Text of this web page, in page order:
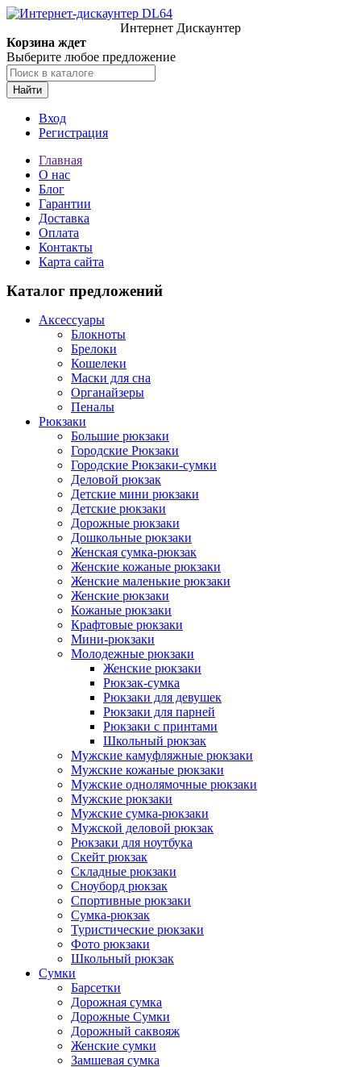
Интернет Дискаунтер
Корзина ждет
Выберите любое предложение
Найти
Вход
Регистрация
Главная
О нас
Блог
Гарантии
Доставка
Оплата
Контакты
Карта сайта
Каталог предложений
Аксессуары
Блокноты
Брелоки
Кошелеки
Маски для сна
Органайзеры
Пеналы
Рюкзаки
Большие рюкзаки
Городские Рюкзаки
Городские Рюкзаки-сумки
Деловой рюкзак
Детские мини рюкзаки
Детские рюкзаки
Дорожные рюкзаки
Дошкольные рюкзаки
Женская сумка-рюкзак
Женские кожаные рюкзаки
Женские маленькие рюкзаки
Женские рюкзаки
Кожаные рюкзаки
Крафтовые рюкзаки
Мини-рюкзаки
Молодежные рюкзаки
Женские рюкзаки
Рюкзак-сумка
Рюкзаки для девушек
Рюкзаки для парней
Рюкзаки с принтами
Школьный рюкзак
Мужские камуфляжные рюкзаки
Мужские кожаные рюкзаки
Мужские однолямочные рюкзаки
Мужские рюкзаки
Мужские сумка-рюкзаки
Мужской деловой рюкзак
Рюкзаки для ноутбука
Скейт рюкзак
Складные рюкзаки
Сноуборд рюкзак
Спортивные рюкзаки
Сумка-рюкзак
Туристические рюкзаки
Фото рюкзаки
Школьный рюкзак
Сумки
Барсетки
Дорожная сумка
Дорожные Сумки
Дорожный саквояж
Женские сумки
Замшевая сумка